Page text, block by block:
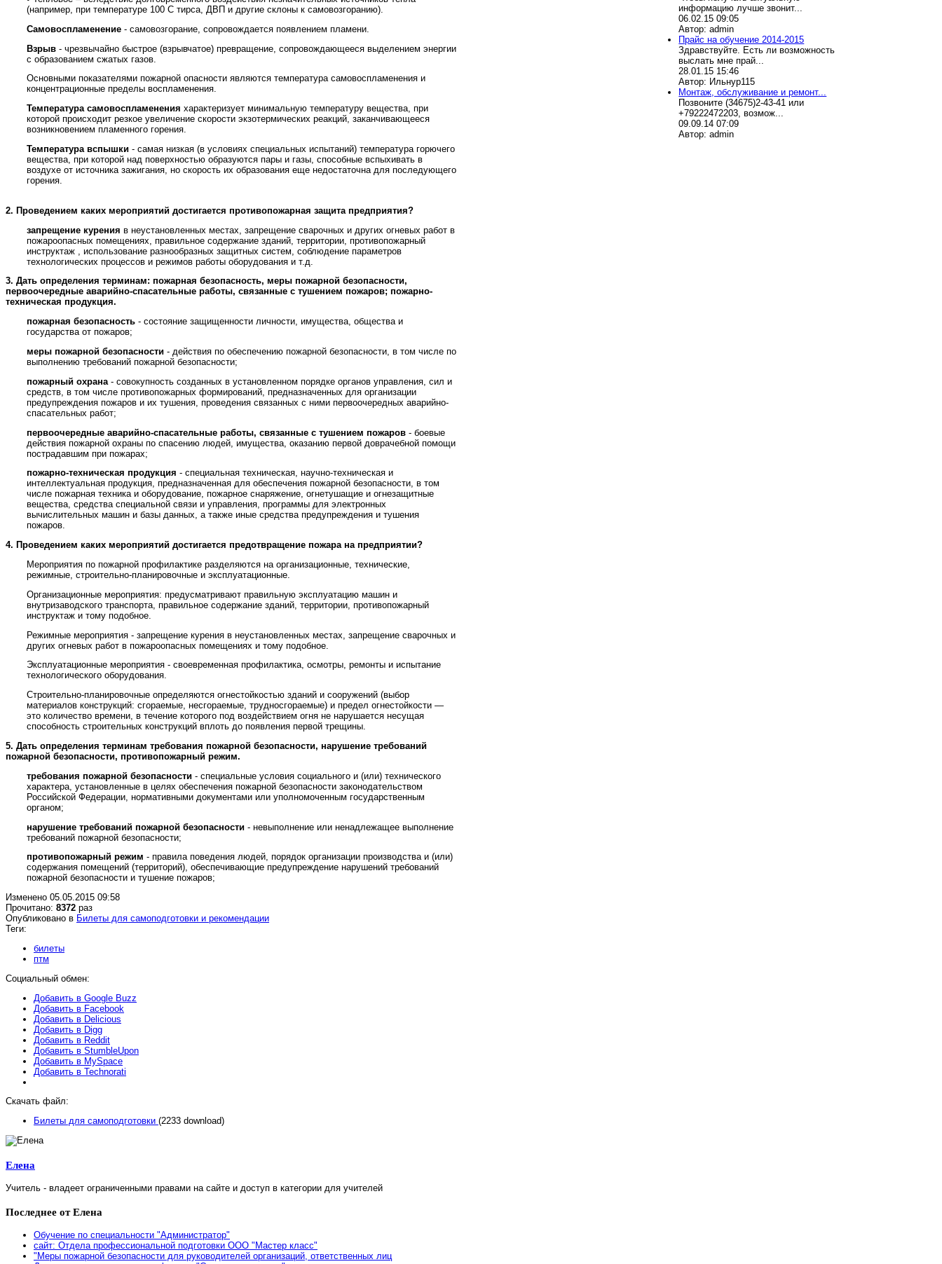
(например, при температуре 100 С тирса, ДВП и другие склоны к самовозгоранию).
Самовоспламенение - самовозгорание, сопровождается появлением пламени.
Взрыв - чрезвычайно быстрое (взрывчатое) превращение, сопровождающееся выделением энергии
с образованием сжатых газов.
Основными показателями пожарной опасности являются температура самовоспламенения и
концентрационные пределы воспламенения.
Температура самовоспламенения характеризует минимальную температуру вещества, при
которой происходит резкое увеличение скорости экзотермических реакций, заканчивающееся
возникновением пламенного горения.
Температура вспышки - самая низкая (в условиях специальных испытаний) температура горючего
вещества, при которой над поверхностью образуются пары и газы, способные вспыхивать в
воздухе от источника зажигания, но скорость их образования еще недостаточна для последующего
горения.
2. Проведением каких мероприятий достигается противопожарная защита предприятия?
запрещение курения в неустановленных местах, запрещение сварочных и других огневых работ в
пожароопасных помещениях, правильное содержание зданий, территории, противопожарный
инструктаж , использование разнообразных защитных систем, соблюдение параметров
технологических процессов и режимов работы оборудования и т.д.
3. Дать определения терминам: пожарная безопасность, меры пожарной безопасности,
первоочередные аварийно-спасательные работы, связанные с тушением пожаров; пожарно-
техническая продукция.
пожарная безопасность - состояние защищенности личности, имущества, общества и
государства от пожаров;
меры пожарной безопасности - действия по обеспечению пожарной безопасности, в том числе по
выполнению требований пожарной безопасности;
пожарный охрана - совокупность созданных в установленном порядке органов управления, сил и
средств, в том числе противопожарных формирований, предназначенных для организации
предупреждения пожаров и их тушения, проведения связанных с ними первоочередных аварийно-
спасательных работ;
первоочередные аварийно-спасательные работы, связанные с тушением пожаров - боевые
действия пожарной охраны по спасению людей, имущества, оказанию первой доврачебной помощи
пострадавшим при пожарах;
пожарно-техническая продукция - специальная техническая, научно-техническая и
интеллектуальная продукция, предназначенная для обеспечения пожарной безопасности, в том
числе пожарная техника и оборудование, пожарное снаряжение, огнетушащие и огнезащитные
вещества, средства специальной связи и управления, программы для электронных
вычислительных машин и базы данных, а также иные средства предупреждения и тушения
пожаров.
4. Проведением каких мероприятий достигается предотвращение пожара на предприятии?
Мероприятия по пожарной профилактике разделяются на организационные, технические,
режимные, строительно-планировочные и эксплуатационные.
Организационные мероприятия: предусматривают правильную эксплуатацию машин и
внутризаводского транспорта, правильное содержание зданий, территории, противопожарный
инструктаж и тому подобное.
Режимные мероприятия - запрещение курения в неустановленных местах, запрещение сварочных и
других огневых работ в пожароопасных помещениях и тому подобное.
Эксплуатационные мероприятия - своевременная профилактика, осмотры, ремонты и испытание
технологического оборудования.
Строительно-планировочные определяются огнестойкостью зданий и сооружений (выбор
материалов конструкций: сгораемые, несгораемые, трудносгораемые) и предел огнестойкости —
это количество времени, в течение которого под воздействием огня не нарушается несущая
способность строительных конструкций вплоть до появления первой трещины.
5. Дать определения терминам требования пожарной безопасности, нарушение требований
пожарной безопасности, противопожарный режим.
требования пожарной безопасности - специальные условия социального и (или) технического
характера, установленные в целях обеспечения пожарной безопасности законодательством
Российской Федерации, нормативными документами или уполномоченным государственным
органом;
нарушение требований пожарной безопасности - невыполнение или ненадлежащее выполнение
требований пожарной безопасности;
противопожарный режим - правила поведения людей, порядок организации производства и (или)
содержания помещений (территорий), обеспечивающие предупреждение нарушений требований
пожарной безопасности и тушение пожаров;
Изменено 05.05.2015 09:58
Прочитано: 8372 раз
Опубликовано в Билеты для самоподготовки и рекомендации
Теги:
билеты
птм
Социальный обмен:
Добавить в Google Buzz
Добавить в Facebook
Добавить в Delicious
Добавить в Digg
Добавить в Reddit
Добавить в StumbleUpon
Добавить в MySpace
Добавить в Technorati
Скачать файл:
Билеты для самоподготовки (2233 download)
Елена
Учитель - владеет ограниченными правами на сайте и доступ в категории для учителей
Последнее от Елена
Обучение по специальности "Администратор"
сайт: Отдела профессиональной подготовки ООО "Мастер класс"
"Меры пожарной безопасности для руководителей организаций, ответственных лиц
информацию лучше звонит...
06.02.15 09:05
Автор: admin
Прайс на обучение 2014-2015
Здравствуйте. Есть ли возможность
выслать мне прай...
28.01.15 15:46
Автор: Ильнур115
Монтаж, обслуживание и ремонт...
Позвоните (34675)2-43-41 или
+79222472203, возмож...
09.09.14 07:09
Автор: admin